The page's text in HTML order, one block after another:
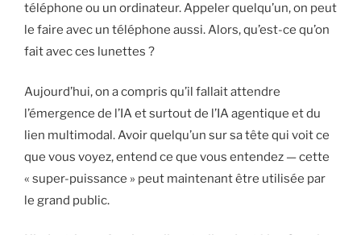
téléphone ou un ordinateur. Appeler quelqu’un, on peut
le faire avec un téléphone aussi. Alors, qu’est-ce qu’on
fait avec ces lunettes ?
Aujourd’hui, on a compris qu’il fallait attendre
l’émergence de l’IA et surtout de l’IA agentique et du
lien multimodal. Avoir quelqu’un sur sa tête qui voit ce
que vous voyez, entend ce que vous entendez — cette
« super-puissance » peut maintenant être utilisée par
le grand public.